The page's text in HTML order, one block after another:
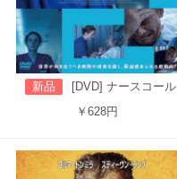
新品
[DVD] ナースコール
￥628円